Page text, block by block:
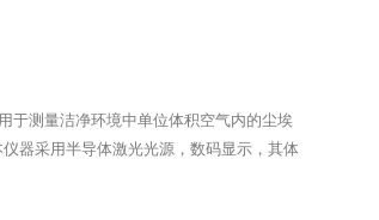
于测量洁净环境中单位体积空气内的尘埃
器采用半导体激光光源，数码显示，其体
。